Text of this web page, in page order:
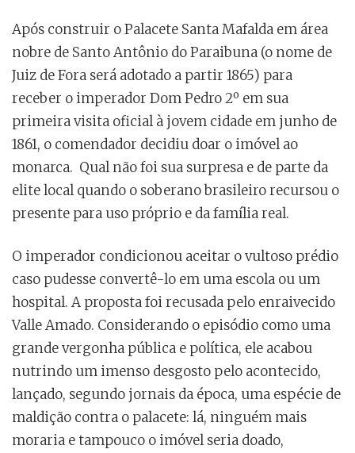
Após construir o Palacete Santa Mafalda em área
nobre de Santo Antônio do Paraibuna (o nome de
Juiz de Fora será adotado a partir 1865) para
receber o imperador Dom Pedro 2º em sua
primeira visita oficial à jovem cidade em junho de
1861, o comendador decidiu doar o imóvel ao
monarca. Qual não foi sua surpresa e de parte da
elite local quando o soberano brasileiro recursou o
presente para uso próprio e da família real.
O imperador condicionou aceitar o vultoso prédio
caso pudesse convertê-lo em uma escola ou um
hospital. A proposta foi recusada pelo enraivecido
Valle Amado. Considerando o episódio como uma
grande vergonha pública e política, ele acabou
nutrindo um imenso desgosto pelo acontecido,
lançado, segundo jornais da época, uma espécie de
maldição contra o palacete: lá, ninguém mais
moraria e tampouco o imóvel seria doado,